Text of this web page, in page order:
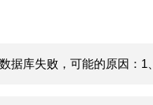
据库失败，可能的原因：1